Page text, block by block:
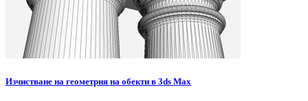
Изчистване на геометрия на обекти в 3ds Max